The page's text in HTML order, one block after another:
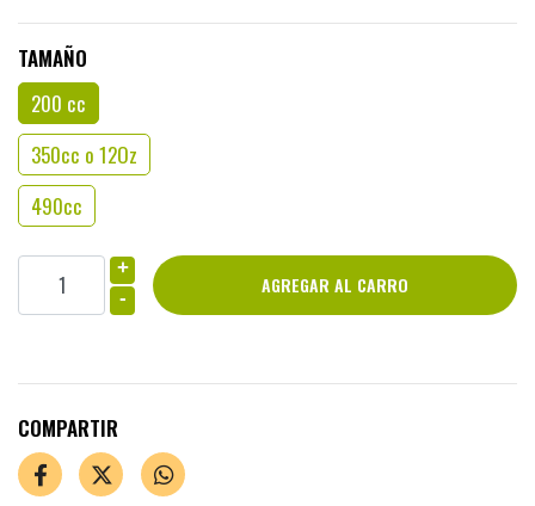
TAMAÑO
200 cc
350cc o 12Oz
490cc
+
-
COMPARTIR